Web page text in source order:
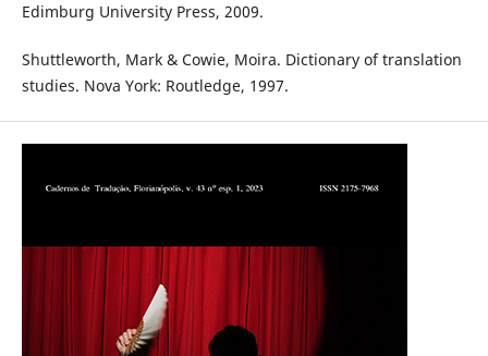
Edimburg University Press, 2009.
Shuttleworth, Mark & Cowie, Moira. Dictionary of translation
studies. Nova York: Routledge, 1997.